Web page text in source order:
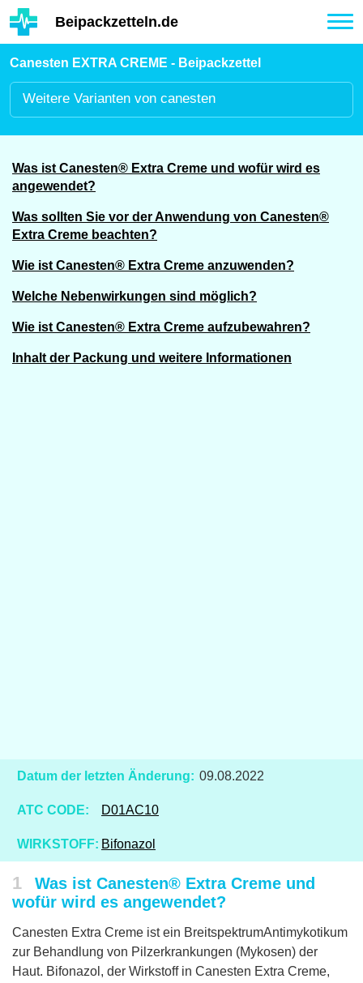
Hauptinhalt
Beipackzetteln.de
Canesten EXTRA CREME - Beipackzettel
Weitere Varianten von canesten
Was ist Canesten® Extra Creme und wofür wird es
angewendet?
Was sollten Sie vor der Anwendung von Canesten®
Extra Creme beachten?
Wie ist Canesten® Extra Creme anzuwenden?
Welche Nebenwirkungen sind möglich?
Wie ist Canesten® Extra Creme aufzubewahren?
Inhalt der Packung und weitere Informationen
Datum der letzten Änderung: 09.08.2022
ATC CODE: D01AC10
WIRKSTOFF: Bifonazol
1
Was ist Canesten® Extra Creme und
wofür wird es angewendet?
Canesten Extra Creme ist ein BreitspektrumAntimykotikum
zur Behandlung von Pilzerkrankungen (Mykosen) der
Haut. Bifonazol, der Wirkstoff in Canesten Extra Creme,